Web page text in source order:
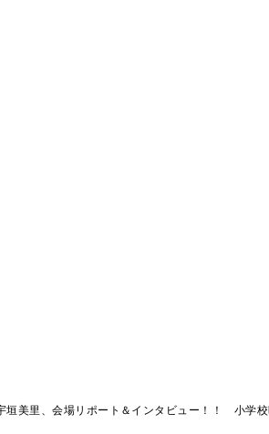
垣美里、会場リポート＆インタビュー！！ 小学